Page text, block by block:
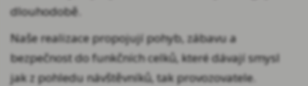
dlouhodobě.
Naše realizace propojují pohyb, zábavu a
bezpečnost do funkčních celků, které dávají smysl
jak z pohledu návštěvníků, tak provozovatele.